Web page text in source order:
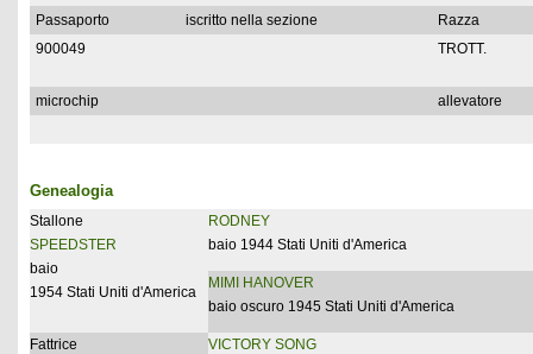
Passaporto iscritto nella sezione
Razza
900049
TROTT.
microchip allevatore
Genealogia
Stallone
SPEEDSTER
baio
1954 Stati Uniti d'America
RODNEY
baio 1944 Stati Uniti d'America
MIMI HANOVER
baio oscuro 1945 Stati Uniti d'America
Fattrice
VICTORY SONG